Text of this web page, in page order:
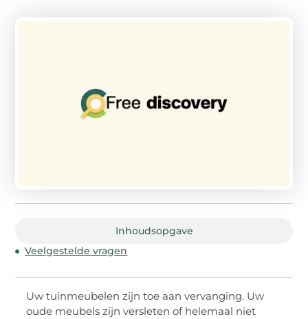
Inhoudsopgave
Veelgestelde vragen
Uw tuinmeubelen zijn toe aan vervanging. Uw
oude meubels zijn versleten of helemaal niet